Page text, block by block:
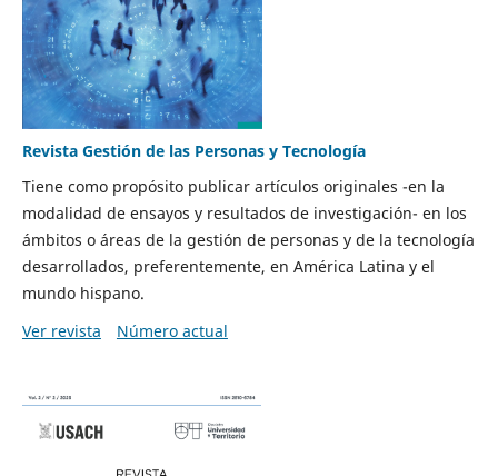
Revista Gestión de las Personas y Tecnología
Tiene como propósito publicar artículos originales -en la
modalidad de ensayos y resultados de investigación- en los
ámbitos o áreas de la gestión de personas y de la tecnología
desarrollados, preferentemente, en América Latina y el
mundo hispano.
Ver revista
Número actual